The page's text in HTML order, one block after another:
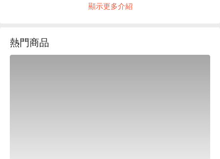
營業至凌晨5點，以提供令人滿足的飲料和美食而聞名。推薦
酒。
※ 內容由 AI 翻譯而成
顯示更多介紹
熱門商品